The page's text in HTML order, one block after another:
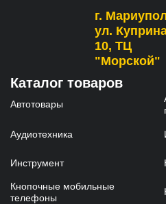
г.
ул.
10, ТЦ
"Морской"
Каталог товаров
Автотовары
Аудиотехника
Инструмент
Кнопочные мобильные
телефоны